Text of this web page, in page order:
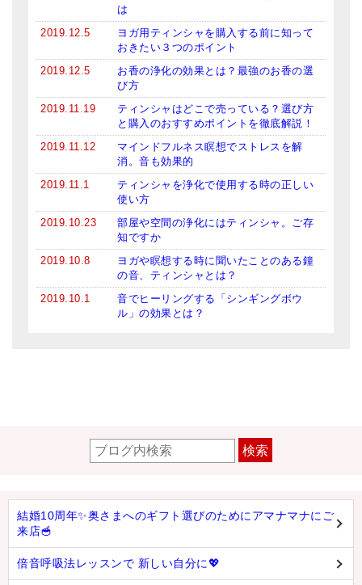
は
2019.12.5
ヨガ用ティンシャを購入する前に知って
おきたい３つのポイント
2019.12.5
お香の浄化の効果とは？最強のお香の選
び方
2019.11.19
ティンシャはどこで売っている？選び方
と購入のおすすめポイントを徹底解説！
2019.11.12
マインドフルネス瞑想でストレスを解
消。音も効果的
2019.11.1
ティンシャを浄化で使用する時の正しい
使い方
2019.10.23
部屋や空間の浄化にはティンシャ。ご存
知ですか
2019.10.8
ヨガや瞑想する時に聞いたことのある鐘
の音、ティンシャとは？
2019.10.1
音でヒーリングする「シンギングボウ
ル」の効果とは？
検索
結婚10周年✨奥さまへのギフト選びのためにアマナマナにご
来店🥣
倍音呼吸法レッスンで 新しい自分に💖